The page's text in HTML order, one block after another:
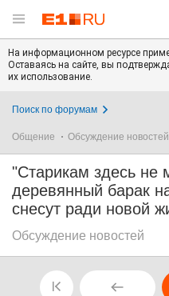
На информационном ресурсе
Оставаясь на сайте, вы
их использование.
Поиск по форумам
Общение Обсуждение новостей
"Старикам здесь не
деревянный барак
снесут ради новой
Обсуждение новостей